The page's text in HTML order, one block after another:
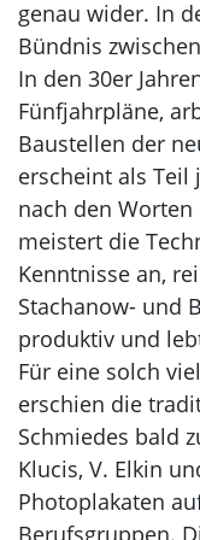
genau wider. In
Bündnis
In den 30er
Fünfjahrpläne,
Baustellen der
erscheint als Teil
nach den Worten
meistert die
Kenntnisse an,
Stachanow- und
produktiv und
Für eine solch
erschien die
Schmiedes bald
Klucis, V. Elkin
Photoplakaten
Berufsgruppen.